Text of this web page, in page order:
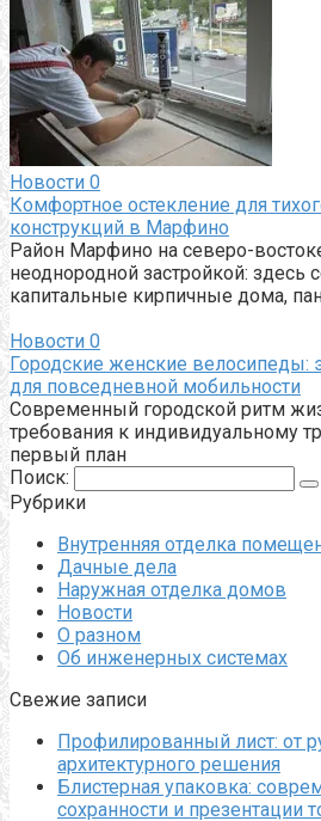
Новости 0
Комфортное остекление для
конструкций в Марфино
Район Марфино на северо-
неоднородной застройкой: здесь
капитальные кирпичные дома,
Новости 0
Городские женские велосипеды:
для повседневной мобильности
Современный городской ритм
требования к индивидуальному
первый план
Поиск:
Рубрики
Внутренняя отделка
Дачные дела
Наружная отделка домов
Новости
О разном
Об инженерных системах
Свежие записи
Профилированный лист: от
архитектурного решения
Блистерная упаковка:
сохранности и презентации